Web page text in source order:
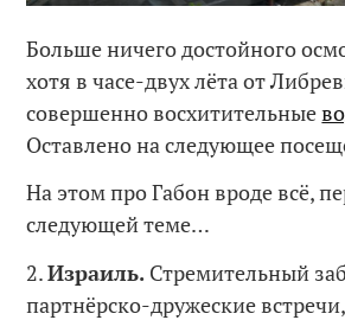
Больше ничего достойного
хотя в часе-двух лёта от
совершенно восхитительные
Оставлено на следующее
На этом про Габон вроде всё,
следующей теме…
2.Израиль. Стремительный
партнёрско-дружеские